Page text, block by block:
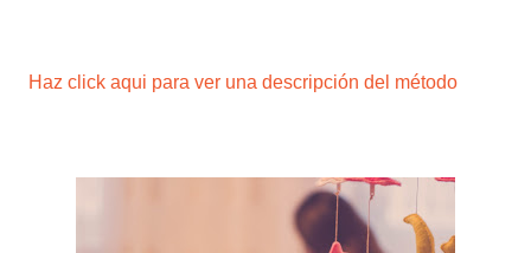
Haz click aqui para ver una descripción del método